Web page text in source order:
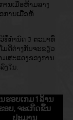
ານເມື່ອຫ້າມລາງ
ການເມື່ອຫ້
ທີ່ກຳນົດ 3 ຕະນາທີ່
ມດີຕ່າງກັນຈະຂຽວ
ສະແດງຂອງການ
ງໃນ.
ຮອບເກມ 1 ລ້ານ
ອບ, ຈະເກີດຂຶ້ນ
ປະມານ